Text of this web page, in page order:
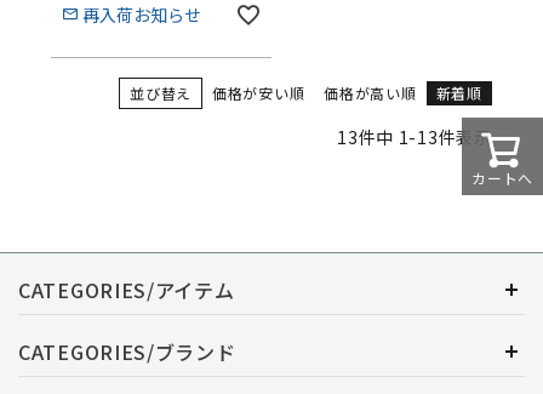
再入荷お知らせ
並び替え 価格が安い順 価格が高い順 新着順
13件中 1-13件表示
カートへ
CATEGORIES/アイテム
CATEGORIES/ブランド